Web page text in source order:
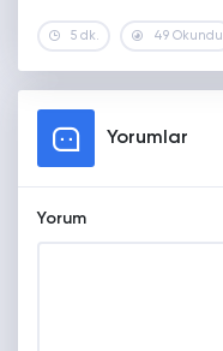
5 dk. 49 Okundu
Yorumlar
Yorum